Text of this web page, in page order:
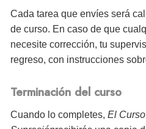
Cada tarea que envíes será
de curso. En caso de que
necesite corrección, tu
regreso, con instrucciones
Terminación del curso
Cuando lo completes, El